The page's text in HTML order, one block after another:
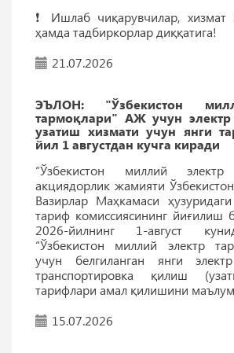
❗️ Ишлаб чиқарувчилар, хизмат
ҳамда тадбиркорлар диққатига!
21.07.2026
ЭЪЛОН: "Ўзбекистон
тармоқлари" АЖ учун электр
узатиш хизмати учун янги
йил 1 августдан кучга киради
“Ўзбекистон миллий электр
акциядорлик жамияти
Вазирлар Маҳкамаси
тариф комиссиясининг йиғилиш
2026-йилнинг 1-август
“Ўзбекистон миллий электр
учун белгиланган янги
транспортировка қилиш
тарифлари амал қилишини
15.07.2026